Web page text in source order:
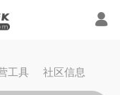
工具 社区信息